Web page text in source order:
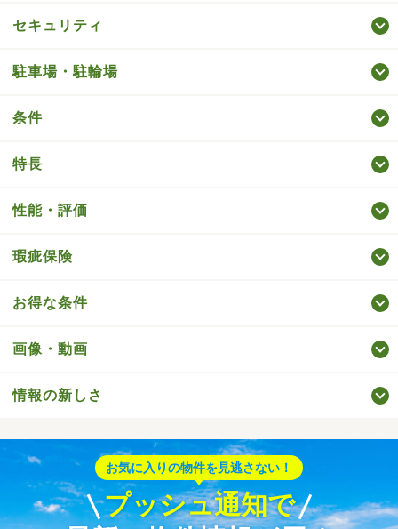
セキュリティ
駐車場・駐輪場
条件
特長
性能・評価
瑕疵保険
お得な条件
画像・動画
情報の新しさ
お気に入りの物件を見逃さない！
プッシュ通知で